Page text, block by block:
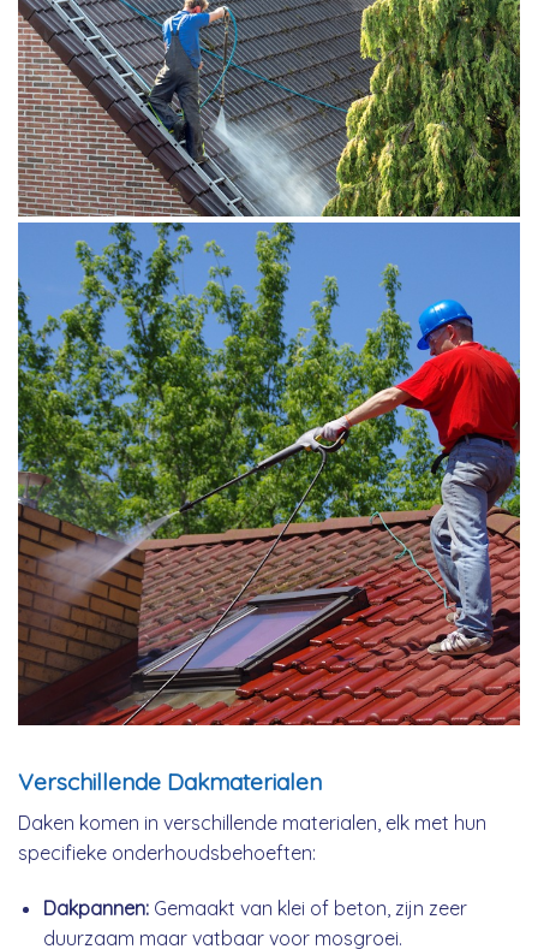
Verschillende Dakmaterialen
Daken komen in verschillende materialen, elk met hun
specifieke onderhoudsbehoeften:
Dakpannen:Gemaakt van klei of beton, zijn zeer
duurzaam maar vatbaar voor mosgroei.